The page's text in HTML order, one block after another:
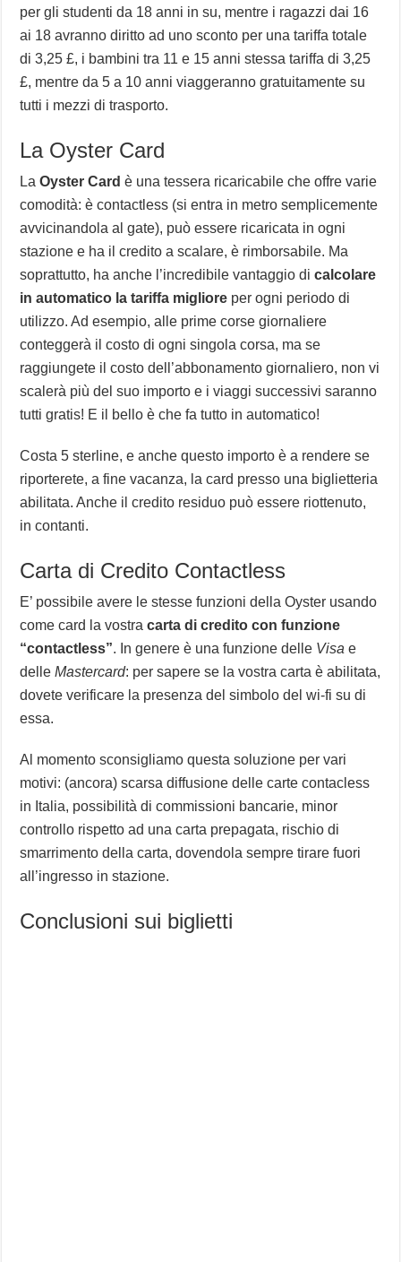
per gli studenti da 18 anni in su, mentre i ragazzi dai 16
ai 18 avranno diritto ad uno sconto per una tariffa totale
di 3,25 £, i bambini tra 11 e 15 anni stessa tariffa di 3,25
£, mentre da 5 a 10 anni viaggeranno gratuitamente su
tutti i mezzi di trasporto.
La Oyster Card
LaOyster Card è una tessera ricaricabile che offre varie
comodità: è contactless (si entra in metro semplicemente
avvicinandola al gate), può essere ricaricata in ogni
stazione e ha il credito a scalare, è rimborsabile. Ma
soprattutto, ha anche l’incredibile vantaggio dicalcolare
in automatico la tariffa migliore per ogni periodo di
utilizzo. Ad esempio, alle prime corse giornaliere
conteggerà il costo di ogni singola corsa, ma se
raggiungete il costo dell’abbonamento giornaliero, non vi
scalerà più del suo importo e i viaggi successivi saranno
tutti gratis! E il bello è che fa tutto in automatico!
Costa 5 sterline, e anche questo importo è a rendere se
riporterete, a fine vacanza, la card presso una biglietteria
abilitata. Anche il credito residuo può essere riottenuto,
in contanti.
Carta di Credito Contactless
E’ possibile avere le stesse funzioni della Oyster usando
come card la vostracarta di credito con funzione
“contactless”. In genere è una funzione delle Visa e
delleMastercard: per sapere se la vostra carta è abilitata,
dovete verificare la presenza del simbolo del wi-fi su di
essa.
Al momento sconsigliamo questa soluzione per vari
motivi: (ancora) scarsa diffusione delle carte contacless
in Italia, possibilità di commissioni bancarie, minor
controllo rispetto ad una carta prepagata, rischio di
smarrimento della carta, dovendola sempre tirare fuori
all’ingresso in stazione.
Conclusioni sui biglietti